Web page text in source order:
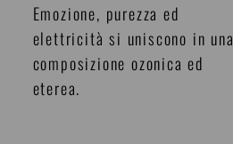
Emozione, purezza ed
elettricità si uniscono in una
composizione ozonica ed
eterea.